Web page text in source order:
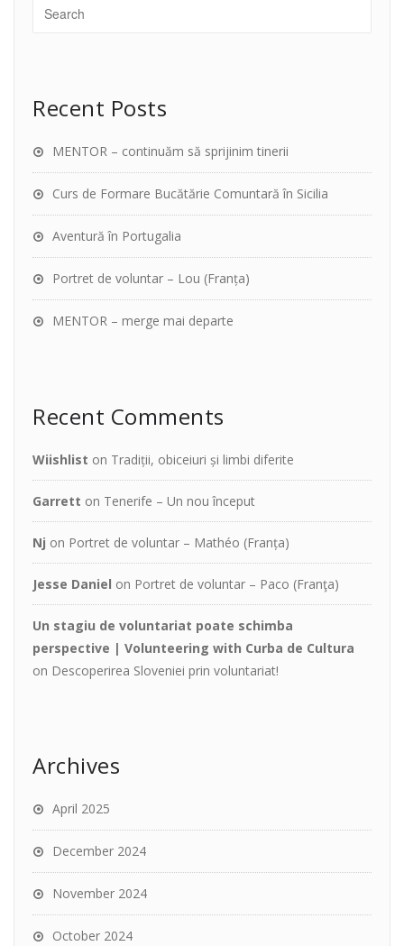
Recent Posts
MENTOR – continuăm să sprijinim tinerii
Curs de Formare Bucătărie Comuntară în Sicilia
Aventură în Portugalia
Portret de voluntar – Lou (Franța)
MENTOR – merge mai departe
Recent Comments
Wiishlist on Tradiții, obiceiuri și limbi diferite
Garrett on Tenerife – Un nou început
Nj on Portret de voluntar – Mathéo (Franța)
Jesse Daniel on Portret de voluntar – Paco (Franţa)
Un stagiu de voluntariat poate schimba
perspective | Volunteering with Curba de Cultura
on Descoperirea Sloveniei prin voluntariat!
Archives
April 2025
December 2024
November 2024
October 2024